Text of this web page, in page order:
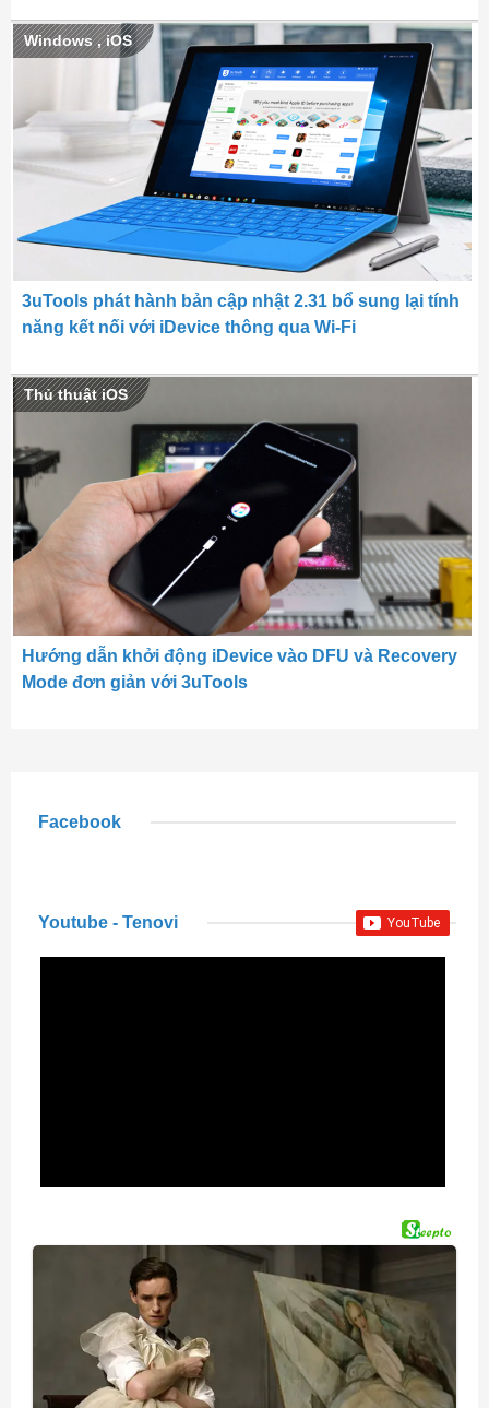
Windows ,iOS
3uTools phát hành bản cập nhật 2.31 bổ sung lại tính
năng kết nối với iDevice thông qua Wi-Fi
Thủ thuật iOS
Hướng dẫn khởi động iDevice vào DFU và Recovery
Mode đơn giản với 3uTools
Facebook
Youtube - Tenovi